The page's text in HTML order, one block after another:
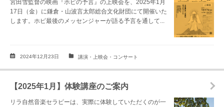
宮田雪監督の映画『ホピの予言』の上映会を、2025年1月
17日（金）に鎌倉・山波言太郎総合文化財団にて開催いた
します。ホピ最後のメッセンジャーが語る予言を通して...
2024年12月23日 講演・上映会・コンサート
【2025年1月】体験講座のご案内
リラ自然音楽セラピーは、実際に体験していただくのが一